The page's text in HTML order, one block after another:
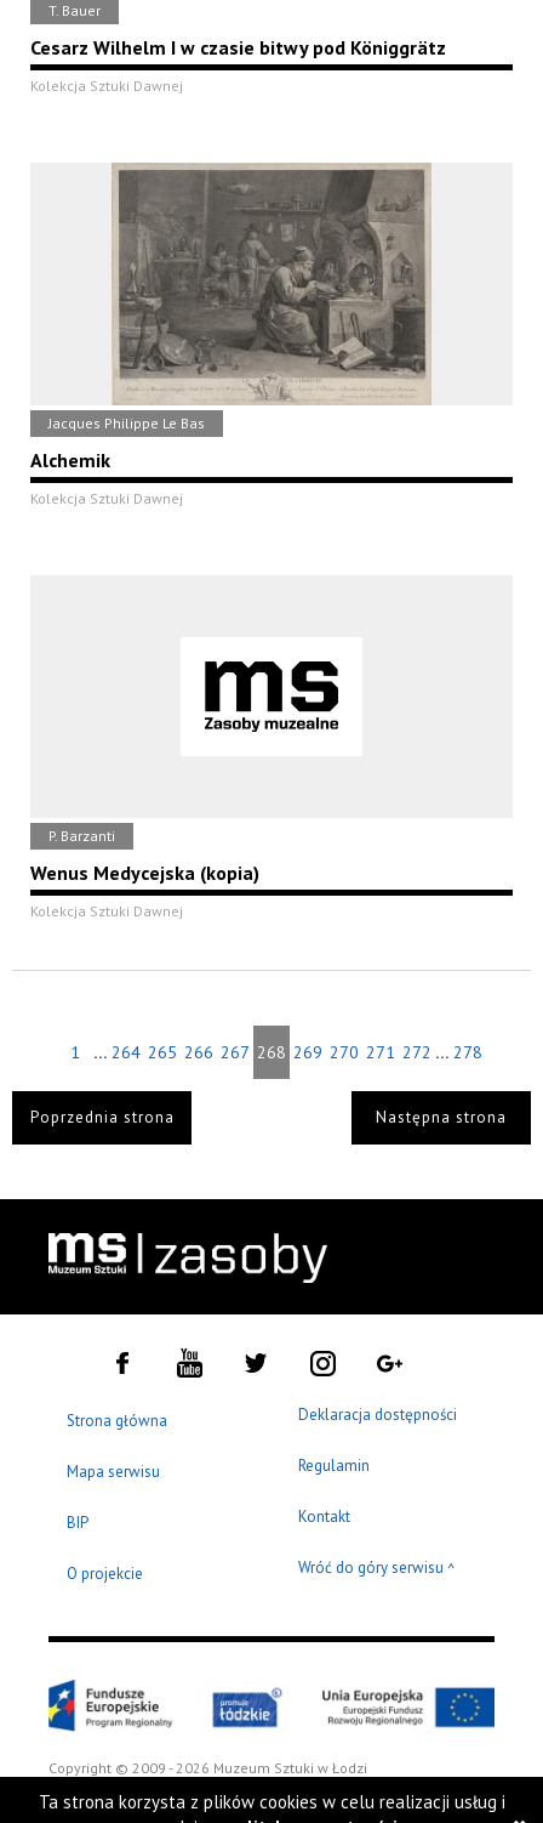
T. Bauer
Cesarz Wilhelm I w czasie bitwy pod Königgrätz
Kolekcja Sztuki Dawnej
Jacques Philippe Le Bas
Alchemik
Kolekcja Sztuki Dawnej
P. Barzanti
Wenus Medycejska (kopia)
Kolekcja Sztuki Dawnej
1 ... 264 265 266 267 268 269 270 271 272 ... 278
Poprzednia strona Następna strona
Strona główna
Mapa serwisu
BIP
O projekcie
Deklaracja dostępności
Regulamin
Kontakt
Wróć do góry serwisu ^
Copyright © 2009 - 2026 Muzeum Sztuki w Łodzi
Ta strona korzysta z plików cookies w celu realizacji usług i